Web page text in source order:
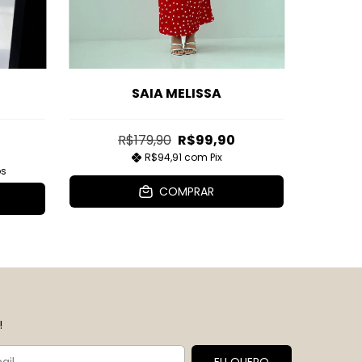
SAIA MELISSA
R$179,90 R$99,90
R$94,91 com Pix
COMPRAR